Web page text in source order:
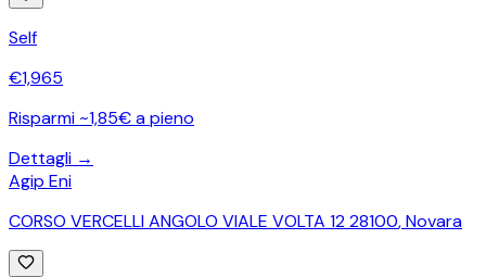
Self
€1,965
Risparmi ~1,85€ a pieno
Dettagli →
Agip Eni
CORSO VERCELLI ANGOLO VIALE VOLTA 12 28100,Novara